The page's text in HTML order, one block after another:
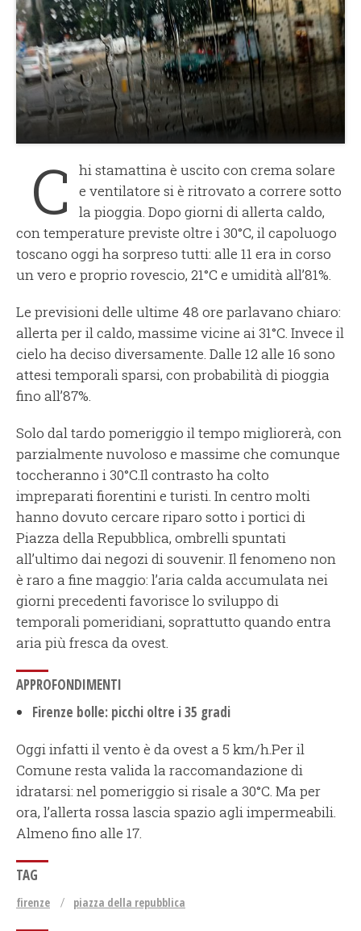
C
hi stamattina è uscito con crema solare
e ventilatore si è ritrovato a correre sotto
la pioggia. Dopo giorni di allerta caldo,
con temperature previste oltre i 30°C, il capoluogo
toscano oggi ha sorpreso tutti: alle 11 era in corso
un vero e proprio rovescio, 21°C e umidità all’81%.
Le previsioni delle ultime 48 ore parlavano chiaro:
allerta per il caldo, massime vicine ai 31°C. Invece il
cielo ha deciso diversamente. Dalle 12 alle 16 sono
attesi temporali sparsi, con probabilità di pioggia
fino all’87%.
Solo dal tardo pomeriggio il tempo migliorerà, con
parzialmente nuvoloso e massime che comunque
toccheranno i 30°C.Il contrasto ha colto
impreparati fiorentini e turisti. In centro molti
hanno dovuto cercare riparo sotto i portici di
Piazza della Repubblica, ombrelli spuntati
all’ultimo dai negozi di souvenir. Il fenomeno non
è raro a fine maggio: l’aria calda accumulata nei
giorni precedenti favorisce lo sviluppo di
temporali pomeridiani, soprattutto quando entra
aria più fresca da ovest.
APPROFONDIMENTI
Firenze bolle: picchi oltre i 35 gradi
Oggi infatti il vento è da ovest a 5 km/h.Per il
Comune resta valida la raccomandazione di
idratarsi: nel pomeriggio si risale a 30°C. Ma per
ora, l’allerta rossa lascia spazio agli impermeabili.
Almeno fino alle 17.
TAG
firenze piazza della repubblica